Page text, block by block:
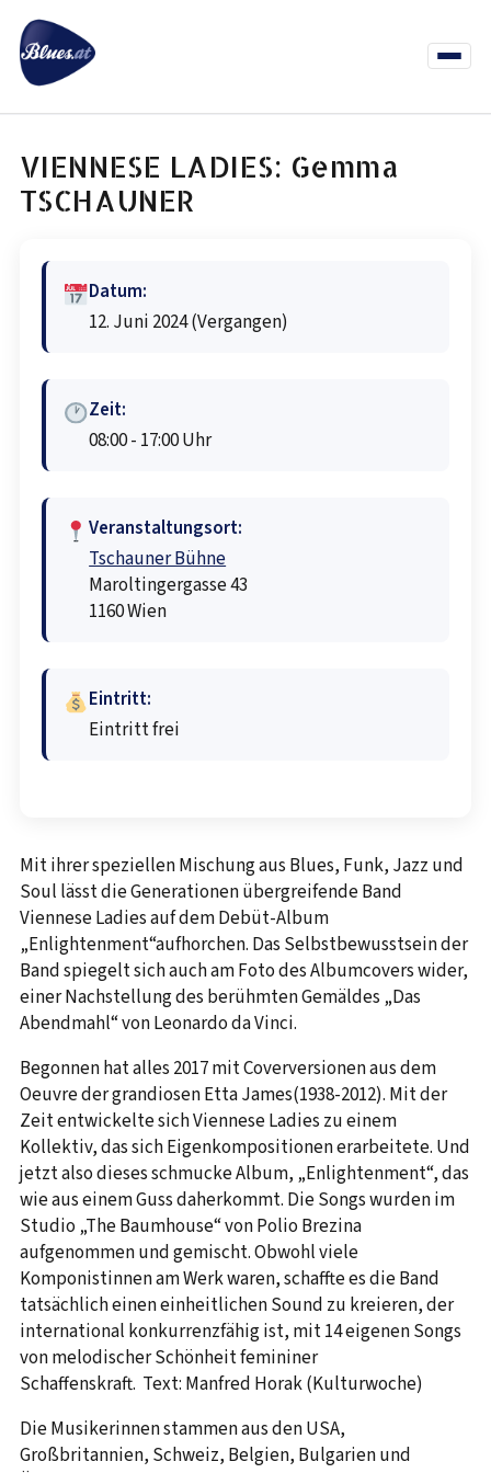
Inhalt
springen
Menü
VIENNESE LADIES: Gemma
TSCHAUNER
Datum:
12. Juni 2024(Vergangen)
Zeit:
08:00 - 17:00 Uhr
Veranstaltungsort:
Tschauner Bühne
Maroltingergasse 43
1160 Wien
Eintritt:
Eintritt frei
Mit ihrer speziellen Mischung aus Blues, Funk, Jazz und
Soul lässt die Generationen übergreifende Band
Viennese Ladies auf dem Debüt-Album
„Enlightenment“aufhorchen. Das Selbstbewusstsein der
Band spiegelt sich auch am Foto des Albumcovers wider,
einer Nachstellung des berühmten Gemäldes „Das
Abendmahl“ von Leonardo da Vinci.
Begonnen hat alles 2017 mit Coverversionen aus dem
Oeuvre der grandiosen Etta James(1938-2012). Mit der
Zeit entwickelte sich Viennese Ladies zu einem
Kollektiv, das sich Eigenkompositionen erarbeitete. Und
jetzt also dieses schmucke Album, „Enlightenment“, das
wie aus einem Guss daherkommt. Die Songs wurden im
Studio „The Baumhouse“ von Polio Brezina
aufgenommen und gemischt. Obwohl viele
Komponistinnen am Werk waren, schaffte es die Band
tatsächlich einen einheitlichen Sound zu kreieren, der
international konkurrenzfähig ist, mit 14 eigenen Songs
von melodischer Schönheit femininer
Schaffenskraft. Text: Manfred Horak (Kulturwoche)
Die Musikerinnen stammen aus den USA,
Großbritannien, Schweiz, Belgien, Bulgarien und